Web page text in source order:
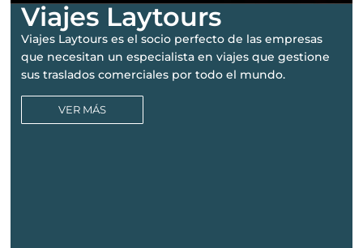
Viajes Laytours
Viajes Laytours es el socio perfecto de las empresas
que necesitan un especialista en viajes que gestione
sus traslados comerciales por todo el mundo.
VER MÁS